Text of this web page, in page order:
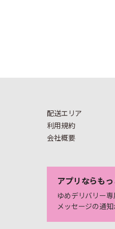
配送エリア
利用規約
会社概要
アプリならも
ゆめデリバリー専
メッセージの通